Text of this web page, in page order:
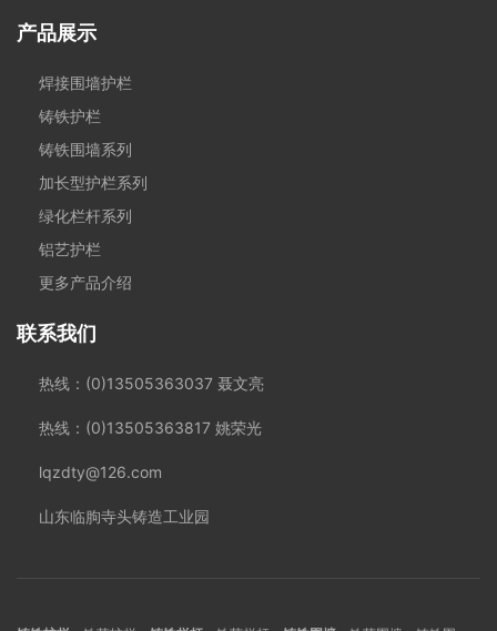
产品展示
焊接围墙护栏
铸铁护栏
铸铁围墙系列
加长型护栏系列
绿化栏杆系列
铝艺护栏
更多产品介绍
联系我们
热线：(0)13505363037 聂文亮
热线：(0)13505363817 姚荣光
lqzdty@126.com
山东临朐寺头铸造工业园